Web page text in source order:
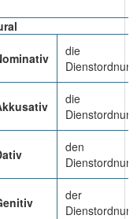
die
die
den
der